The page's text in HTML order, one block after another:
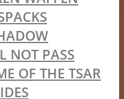
NOT PASS
OF THE TSAR